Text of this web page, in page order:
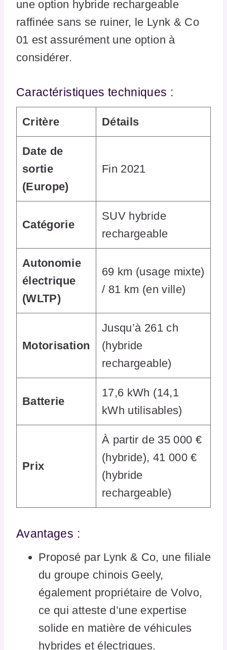
une option hybride rechargeable
raffinée sans se ruiner, le Lynk & Co
01 est assurément une option à
considérer.
Caractéristiques techniques :
Critère Détails
Date de
sortie
(Europe)
Fin 2021
Catégorie
SUV hybride
rechargeable
Autonomie
électrique
(WLTP)
69 km (usage mixte)
/ 81 km (en ville)
Motorisation
Jusqu’à 261 ch
(hybride
rechargeable)
Batterie
17,6 kWh (14,1
kWh utilisables)
Prix
À partir de 35 000 €
(hybride), 41 000 €
(hybride
rechargeable)
Avantages :
Proposé par Lynk & Co, une filiale
du groupe chinois Geely,
également propriétaire de Volvo,
ce qui atteste d’une expertise
solide en matière de véhicules
hybrides et électriques.